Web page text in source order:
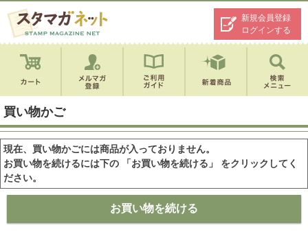
新規会員登録
ログインする
買い物かご
現在、買い物かごには商品が入っておりません。
お買い物を続けるには下の 「お買い物を続ける」 をクリックしてく
ださい。